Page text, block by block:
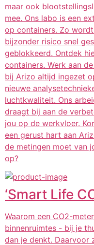
maar ook
mee. Ons labo is een
op containers. Zo
bijzonder risico snel
geblokkeerd. Ontdek
containers. Werk aan
bij Arizo altijd ingezet
nieuwe
luchtkwaliteit. Ons
draagt bij aan de
jou op de werkvloer.
een gerust hart aan
de metingen moet van
op?
‘Smart Life
Waarom een CO2-
binnenruimtes - bij je
dan je denkt. Daarvoor